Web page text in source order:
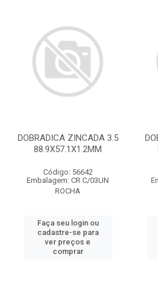
DOBRADICA ZINCADA 3.5
88.9X57.1X1.2MM
Código: 56642
Embalagem: CR C/03UN
ROCHA
Faça seu login ou
cadastre-se para
ver preços e
comprar